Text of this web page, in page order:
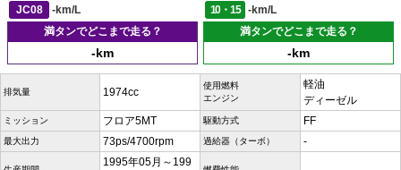
JC08 -km/L 10・15
-km/L
満タンでどこまで走る？
-km
満タンでどこまで走る？
-km
排気量 1974cc
使用燃料
エンジン
軽油
ディーゼル
ミッション フロア5MT 駆動方式 FF
最大出力 73ps/4700rpm 過給器（ターボ） -
1995年05月～199